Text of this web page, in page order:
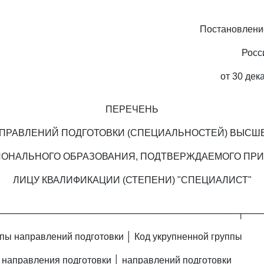
от 30
ПЕРЕЧЕНЬ
ПОДГОТОВКИ (СПЕЦИАЛЬНОСТЕЙ)
ОБРАЗОВАНИЯ, ПОДТВЕРЖДАЕМОГО
ЛИЦУ КВАЛИФИКАЦИИ (СТЕПЕНИ) "СПЕЦИАЛИСТ"
направлений подготовки │ Код укрупненной группы
подготовки │ направлений подготовки